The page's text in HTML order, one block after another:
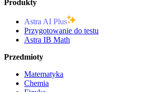
Produkty
Astra AI Plus
Przygotowanie do testu
Astra IB Math
Przedmioty
Matematyka
Chemia